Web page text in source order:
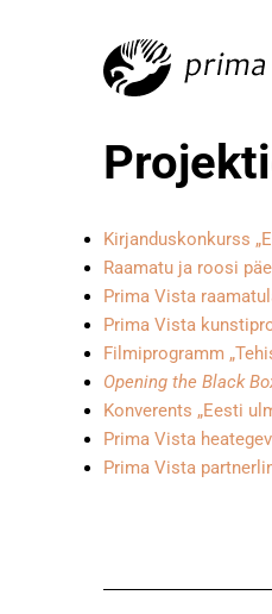
Kirjanduskonkurss
Raamatu ja roosi
Prima Vista
Prima Vista
Filmiprogramm
Opening the Black
Konverents „Eesti
Prima Vista
Prima Vista